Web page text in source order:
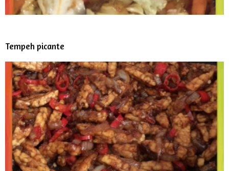
Tempeh picante